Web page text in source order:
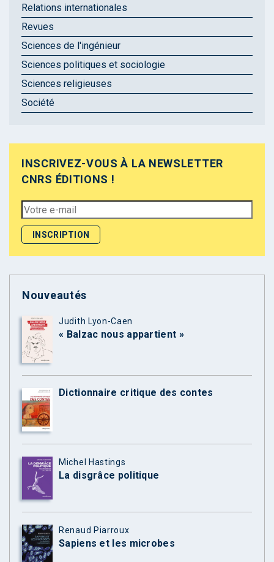
Relations internationales
Revues
Sciences de l'ingénieur
Sciences politiques et sociologie
Sciences religieuses
Société
INSCRIVEZ-VOUS À LA NEWSLETTER
CNRS ÉDITIONS !
Nouveautés
Judith Lyon-Caen
« Balzac nous appartient »
Dictionnaire critique des contes
Michel Hastings
La disgrâce politique
Renaud Piarroux
Sapiens et les microbes